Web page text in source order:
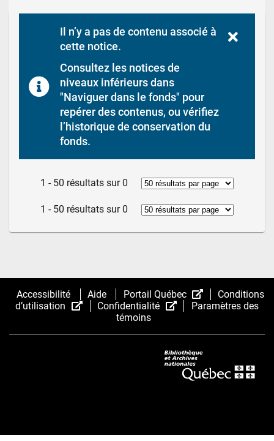
Il n’y a pas de contenu associé à
cette notice.
Consultez les notices de
niveaux inférieurs dans
"Naviguer dans le fonds" pour
repérer des contenus, ou vérifiez
l’historique de conservation du
fonds.
1 - 50 résultats sur 0
1 - 50 résultats sur 0
Accessibilité Aide Portail Québec
(Cet
hyperlien
nouvelle
fenêtre.)
Conditions
d’utilisation
(Cet
hyperlien
Confidentialité
(Cet
une
nouvelle
fenêtre.)
Paramètres des
témoins